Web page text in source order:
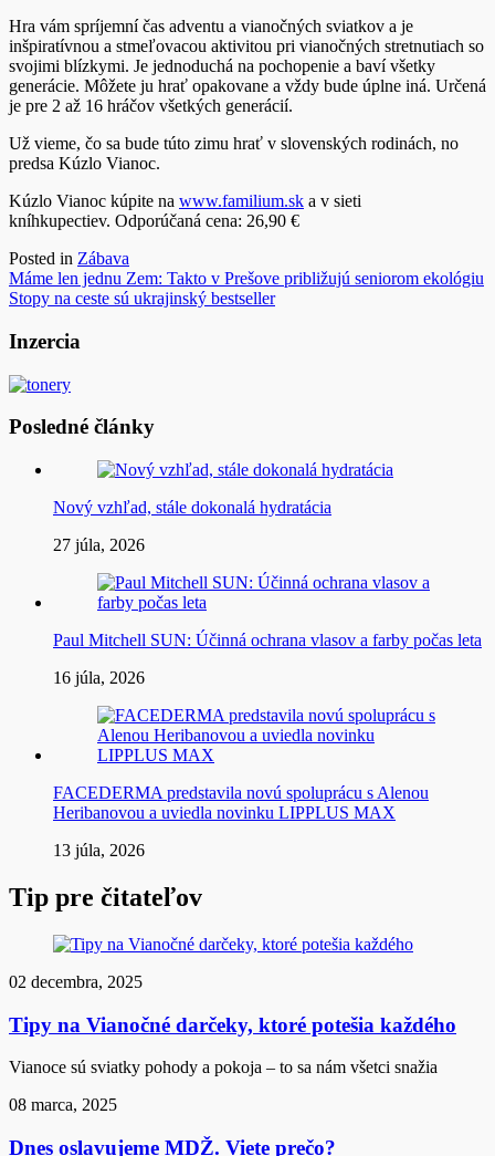
Hra vám spríjemní čas adventu a vianočných sviatkov a je
inšpiratívnou a stmeľovacou aktivitou pri vianočných stretnutiach so
svojimi blízkymi. Je jednoduchá na pochopenie a baví všetky
generácie. Môžete ju hrať opakovane a vždy bude úplne iná. Určená
je pre 2 až 16 hráčov všetkých generácií.
Už vieme, čo sa bude túto zimu hrať v slovenských rodinách, no
predsa Kúzlo Vianoc.
Kúzlo Vianoc kúpite na www.familium.sk a v sieti
kníhkupectiev. Odporúčaná cena: 26,90 €
Posted in Zábava
Navigácia
v
článku
Máme len jednu Zem: Takto v Prešove približujú seniorom ekológiu
Stopy na ceste sú ukrajinský bestseller
Inzercia
Posledné články
Nový vzhľad, stále dokonalá hydratácia
27 júla, 2026
Paul Mitchell SUN: Účinná ochrana vlasov a farby počas leta
16 júla, 2026
FACEDERMA predstavila novú spoluprácu s Alenou
Heribanovou a uviedla novinku LIPPLUS MAX
13 júla, 2026
Tip pre čitateľov
02 decembra, 2025
Tipy na Vianočné darčeky, ktoré potešia každého
Vianoce sú sviatky pohody a pokoja – to sa nám všetci snažia
08 marca, 2025
Dnes oslavujeme MDŽ. Viete prečo?